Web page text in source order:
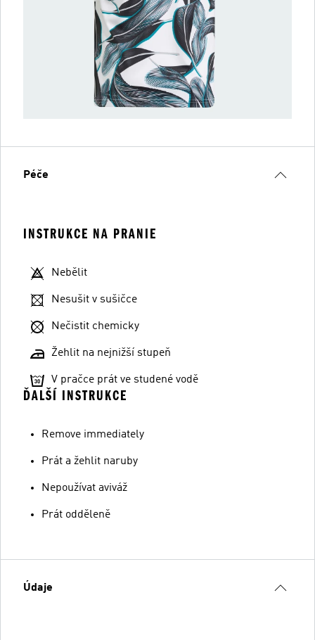
Péče
INSTRUKCE NA PRANIE
Nebělit
Nesušit v sušičce
Nečistit chemicky
Žehlit na nejnižší stupeň
V pračce prát ve studené vodě
ĎALŠÍ INSTRUKCE
Remove immediately
Prát a žehlit naruby
Nepoužívat aviváž
Prát odděleně
Údaje